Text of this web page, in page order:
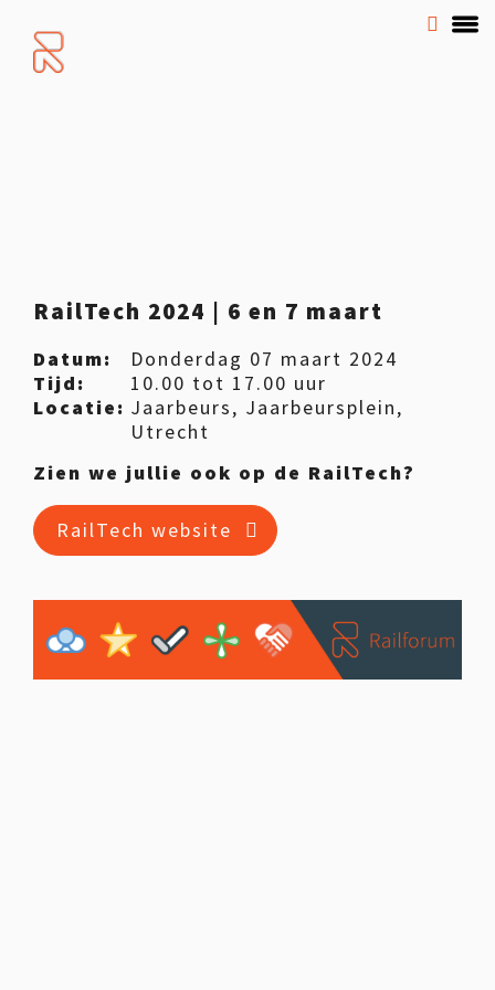
RailTech 2024 | 6 en 7 maart
Datum:
Donderdag 07 maart 2024
Tijd:
10.00 tot 17.00 uur
Locatie: Jaarbeurs, Jaarbeursplein,
Utrecht
Zien we jullie ook op de RailTech?
RailTech website